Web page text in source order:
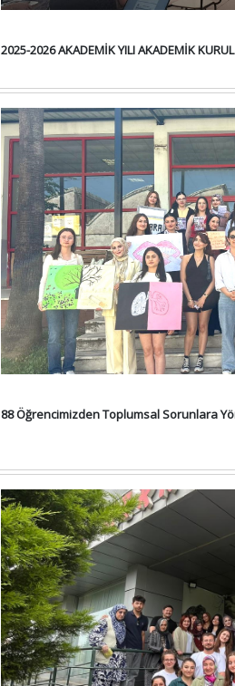
2025-2026 AKADEMİK YILI AKADEMİK
88 Öğrencimizden Toplumsal Sorunlara